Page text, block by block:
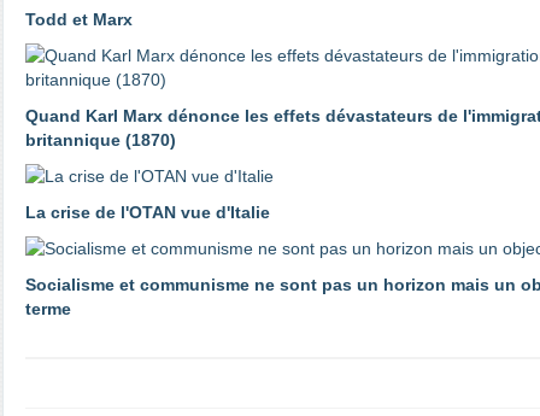
Todd et Marx
Quand Karl Marx dénonce les effets dévastateurs de
britannique (1870)
La crise de l'OTAN vue d'Italie
Socialisme et communisme ne sont pas un horizon mais un
terme